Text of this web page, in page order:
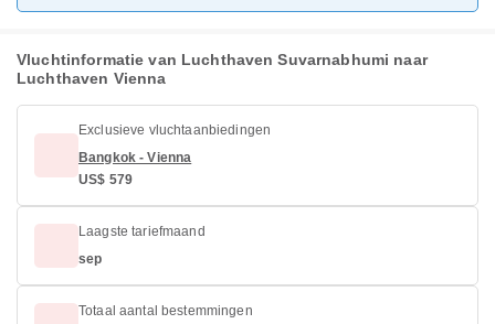
Vluchtinformatie van Luchthaven Suvarnabhumi naar
Luchthaven Vienna
Exclusieve vluchtaanbiedingen
Bangkok - Vienna
US$ 579
Laagste tariefmaand
sep
Totaal aantal bestemmingen